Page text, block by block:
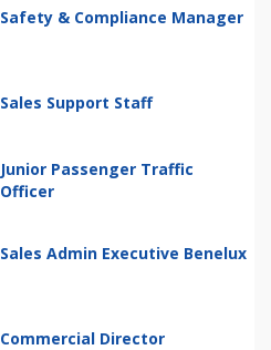
Safety & Compliance Manager
Sales Support Staff
Junior Passenger Traffic
Officer
Sales Admin Executive Benelux
Commercial Director